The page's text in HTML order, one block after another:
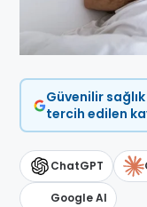
Güvenilir
tercih edilen
ChatGPT
Google AI